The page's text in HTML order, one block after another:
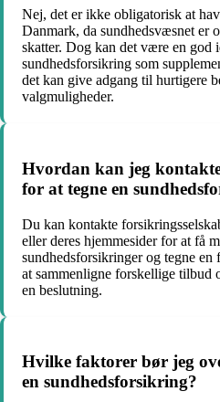
Nej, det er ikke obligatorisk at
Danmark, da sundhedsvæsnet er
skatter. Dog kan det være en god
sundhedsforsikring som
det kan give adgang til hurtigere
valgmuligheder.
Hvordan kan jeg
for at tegne en
Du kan kontakte
eller deres hjemmesider for at få
sundhedsforsikringer og tegne
at sammenligne forskellige
en beslutning.
Hvilke faktorer bør jeg
en sundhedsforsikring?